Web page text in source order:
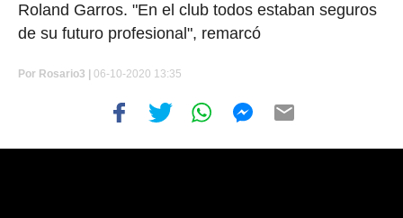
Roland Garros. "En el club todos estaban seguros
de su futuro profesional", remarcó
Por Rosario3 | 06-10-2020 13:35